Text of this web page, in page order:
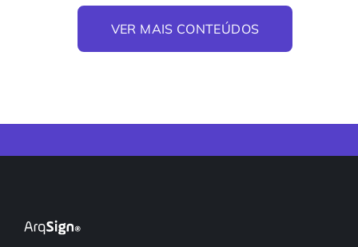
VER MAIS CONTEÚDOS